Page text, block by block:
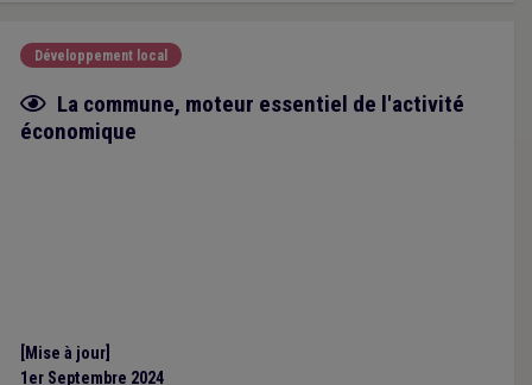
Développement local
Fiche focus
La commune, moteur essentiel de l'activité
économique
[Mise à jour]
1er Septembre 2024